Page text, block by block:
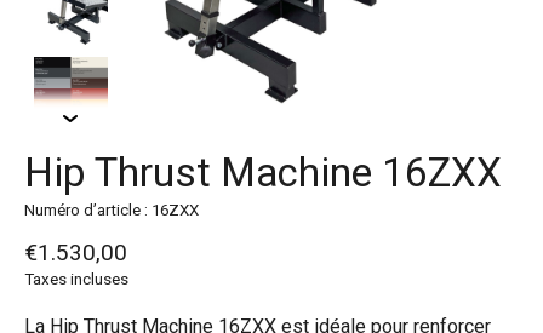
Hip Thrust Machine 16ZXX
Numéro d’article : 16ZXX
€1.530,00
Taxes incluses
La Hip Thrust Machine 16ZXX est idéale pour renforcer